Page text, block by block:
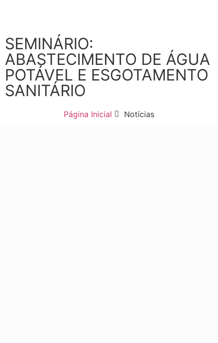
SEMINÁRIO:
ABASTECIMENTO DE ÁGUA
POTÁVEL E ESGOTAMENTO
SANITÁRIO
Página Inicial Notícias